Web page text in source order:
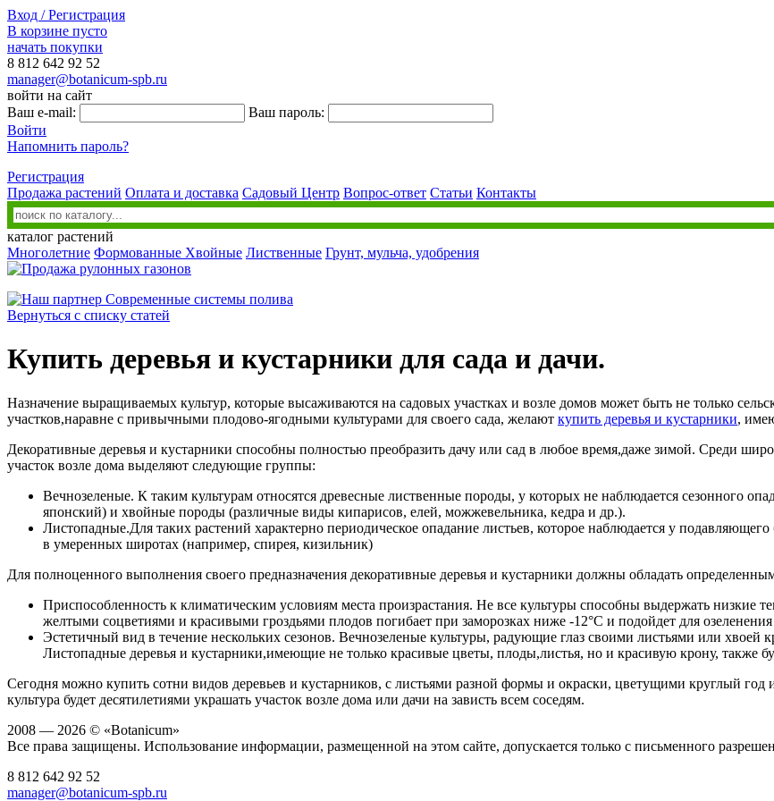
Вход / Регистрация
В корзине пусто
начать покупки
8 812 642 92 52
manager@botanicum-spb.ru
войти на сайт
Ваш e-mail:
Ваш пароль:
Войти
Напомнить пароль?
Регистрация
Продажа растений Оплата и доставка Садовый Центр Вопрос-ответ Статьи Контакты
каталог растений
Многолетние Формованные Хвойные Лиственные Грунт, мульча, удобрения
Вернуться с списку статей
Купить деревья и кустарники для сада и дачи.
Назначение выращиваемых культур, которые высаживаются на садовых участках и возле домов может быть не только
участков,наравне с привычными плодово-ягодными культурами для своего сада, желают купить деревья и кустарники,
Декоративные деревья и кустарники способны полностью преобразить дачу или сад в любое время,даже зимой. Среди
участок возле дома выделяют следующие группы:
Вечнозеленые. К таким культурам относятся древесные лиственные породы, у которых не наблюдается сезонного
японский) и хвойные породы (различные виды кипарисов, елей, можжевельника, кедра и др.).
Листопадные.Для таких растений характерно периодическое опадание листьев, которое наблюдается у
в умеренных широтах (например, спирея, кизильник)
Для полноценного выполнения своего предназначения декоративные деревья и кустарники должны обладать
Приспособленность к климатическим условиям места произрастания. Не все культуры способны выдержать
желтыми соцветиями и красивыми гроздьями плодов погибает при заморозках ниже -12°С и подойдет для
Эстетичный вид в течение нескольких сезонов. Вечнозеленые культуры, радующие глаз своими листьями или хвоей
Листопадные деревья и кустарники,имеющие не только красивые цветы, плоды,листья, но и красивую крону, также
Сегодня можно купить сотни видов деревьев и кустарников, с листьями разной формы и окраски, цветущими круглый
культура будет десятилетиями украшать участок возле дома или дачи на зависть всем соседям.
2008 — 2026 © «Botanicum»
Все права защищены. Использование информации, размещенной на этом сайте, допускается только с письменного
8 812 642 92 52
manager@botanicum-spb.ru